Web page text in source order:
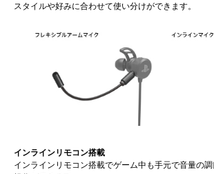
スタイルや好みに合わせて使い分けができます。
インラインリモコン搭載
インラインリモコン搭載でゲーム中も手元で音量の